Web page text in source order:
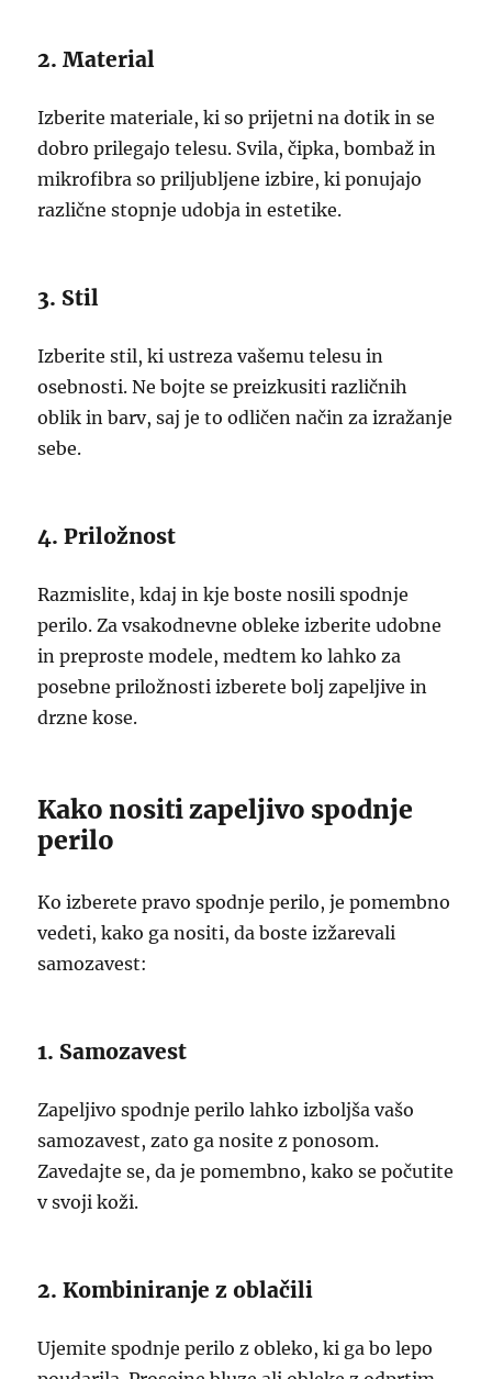
2. Material
Izberite materiale, ki so prijetni na dotik in se
dobro prilegajo telesu. Svila, čipka, bombaž in
mikrofibra so priljubljene izbire, ki ponujajo
različne stopnje udobja in estetike.
3. Stil
Izberite stil, ki ustreza vašemu telesu in
osebnosti. Ne bojte se preizkusiti različnih
oblik in barv, saj je to odličen način za izražanje
sebe.
4. Priložnost
Razmislite, kdaj in kje boste nosili spodnje
perilo. Za vsakodnevne obleke izberite udobne
in preproste modele, medtem ko lahko za
posebne priložnosti izberete bolj zapeljive in
drzne kose.
Kako nositi zapeljivo spodnje
perilo
Ko izberete pravo spodnje perilo, je pomembno
vedeti, kako ga nositi, da boste izžarevali
samozavest:
1. Samozavest
Zapeljivo spodnje perilo lahko izboljša vašo
samozavest, zato ga nosite z ponosom.
Zavedajte se, da je pomembno, kako se počutite
v svoji koži.
2. Kombiniranje z oblačili
Ujemite spodnje perilo z obleko, ki ga bo lepo